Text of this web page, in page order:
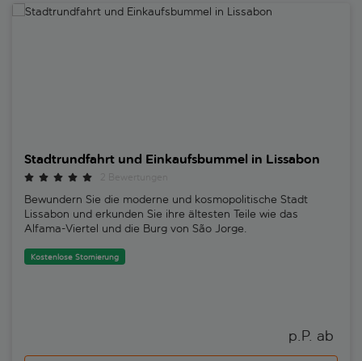
Stadtrundfahrt und Einkaufsbummel in Lissabon
Stadtrundfahrt und Einkaufsbummel in Lissabon
Bewundern Sie die moderne und kosmopolitische Stadt
Lissabon und erkunden Sie ihre ältesten Teile wie das
Alfama-Viertel und die Burg von São Jorge.
Kostenlose Stornierung
p.P. ab